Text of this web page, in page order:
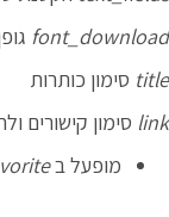
font_download
title סימון כותרות
link סימון קישורים
מופעל ב